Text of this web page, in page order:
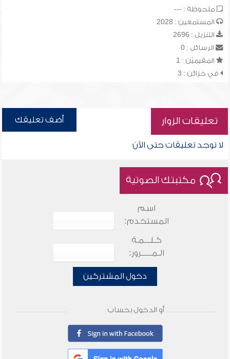
ملحوظة : ---
المستمعين : 2028
التنزيل : 2696
الرسائل : 0
المقيميّن : 1
في خزائن : 3
تعليقات الزوار أضف تعليقك
لا توجد تعليقات حتى الآن
مكتبتك الصوتية
اسم
المستخدم:
كـلـــمـة
الـمـــــرور:
دخول المشتركين
أو الدخول بحساب